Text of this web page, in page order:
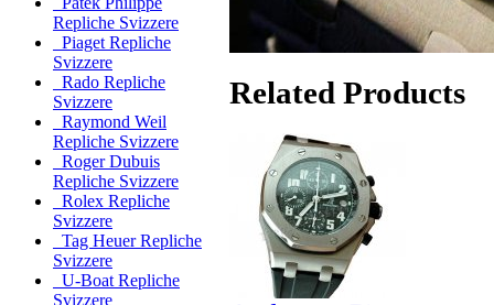
Repliche Svizzere
Piaget Repliche
Svizzere
Rado Repliche
Svizzere
Raymond Weil
Repliche Svizzere
Roger Dubuis
Repliche Svizzere
Rolex Repliche
Svizzere
Tag Heuer Repliche
Svizzere
U-Boat Repliche
Svizzere
Related Products